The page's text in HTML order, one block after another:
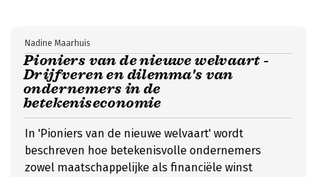
Pioniers van de nieuwe welvaart -
Drijfveren en dilemma's van
ondernemers in de
betekeniseconomie
Nadine Maarhuis
In 'Pioniers van de nieuwe welvaart' wordt
beschreven hoe betekenisvolle ondernemers
zowel maatschappelijke als financiële winst